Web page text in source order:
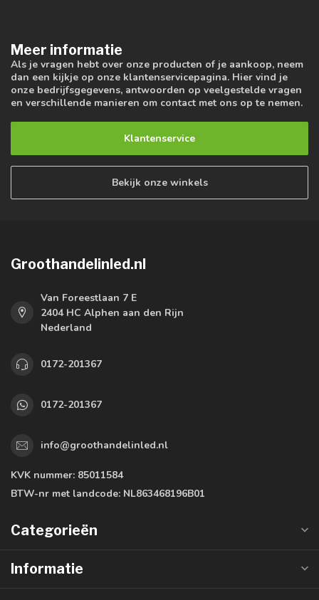
Meer informatie
Als je vragen hebt over onze producten of je aankoop, neem
dan een kijkje op onze klantenservicepagina. Hier vind je
onze bedrijfsgegevens, antwoorden op veelgestelde vragen
en verschillende manieren om contact met ons op te nemen.
Klantenservice
Bekijk onze winkels
Groothandelinled.nl
Van Foreestlaan 7 E
2404 HC Alphen aan den Rijn
Nederland
0172-201367
0172-201367
info@groothandelinled.nl
KVK nummer: 85011584
BTW-nr met landcode: NL863468196B01
Categorieën
Informatie